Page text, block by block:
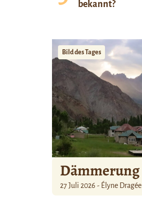
bekannt?
Bild des Tages
Dämmerung
27 Juli 2026 - Élyne Dragée